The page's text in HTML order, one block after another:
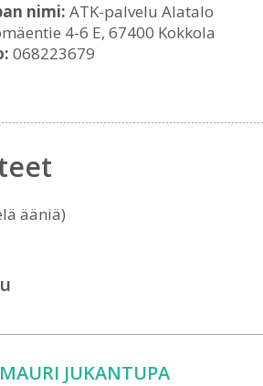
nimi: ATK-palvelu Alatalo
4-6 E, 67400 Kokkola
068223679
ääniä)
MAURI JUKANTUPA